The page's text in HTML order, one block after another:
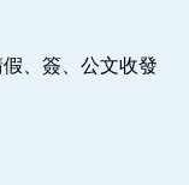
、簽、公文收發